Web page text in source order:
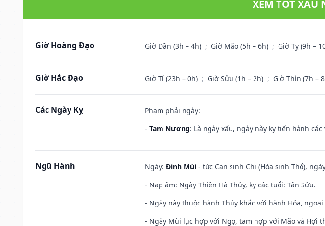
XEM TỐT XẤU
Giờ Hoàng Đạo Giờ Dần (3h – 4h) ; Giờ Mão (5h – 6h) ; Giờ Tỵ (9h –
Giờ Hắc Đạo Giờ Tí (23h – 0h) ; Giờ Sửu (1h – 2h) ; Giờ Thìn (7h –
Các Ngày Kỵ
Phạm phải ngày:
- Tam Nương: Là ngày xấu, ngày này kỵ tiến hành
Ngũ Hành Ngày: Đinh Mùi - tức Can sinh Chi (Hỏa sinh Thổ),
- Nạp âm: Ngày Thiên Hà Thủy, kỵ các tuổi: Tân Sửu.
- Ngày này thuộc hành Thủy khắc với hành Hỏa,
- Ngày Mùi lục hợp với Ngọ, tam hợp với Mão và Hợi